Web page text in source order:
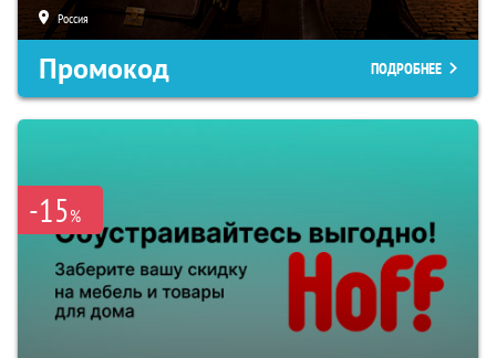
Россия
Промокод ПОДРОБНЕЕ
-15%